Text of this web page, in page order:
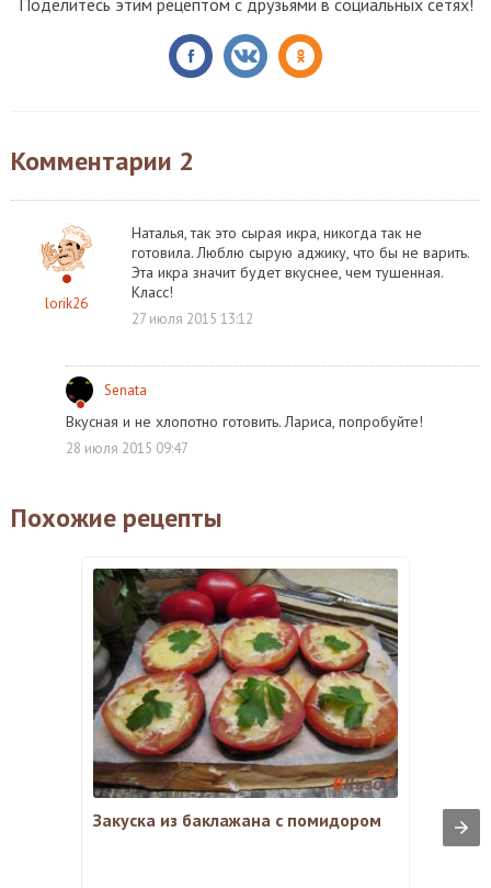
Поделитесь этим рецептом с друзьями в социальных сетях!
Комментарии 2
lorik26
Наталья, так это сырая икра, никогда так не
готовила. Люблю сырую аджику, что бы не варить.
Эта икра значит будет вкуснее, чем тушенная.
Класс!
27 июля 2015 13:12
Senata
Вкусная и не хлопотно готовить. Лариса, попробуйте!
28 июля 2015 09:47
Похожие рецепты
Закуска из баклажана с помидором